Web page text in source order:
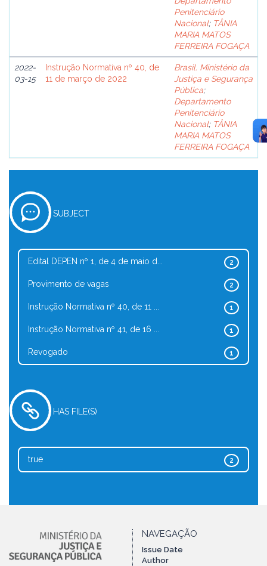
Penitenciário
Nacional; TÂNIA
MARIA MATOS
FERREIRA FOGAÇA
2022-
03-15
Instrução Normativa nº 40, de
11 de março de 2022
Brasil. Ministério da
Justiça e Segurança
Pública;
Departamento
Penitenciário
Nacional; TÂNIA
MARIA MATOS
FERREIRA FOGAÇA
SUBJECT
2
Edital DEPEN nº 1, de 4 de maio d...
2
Provimento de vagas
1
Instrução Normativa nº 40, de 11 ...
1
Instrução Normativa nº 41, de 16 ...
1
Revogado
HAS FILE(S)
2
true
NAVEGAÇÃO
Issue Date
Author